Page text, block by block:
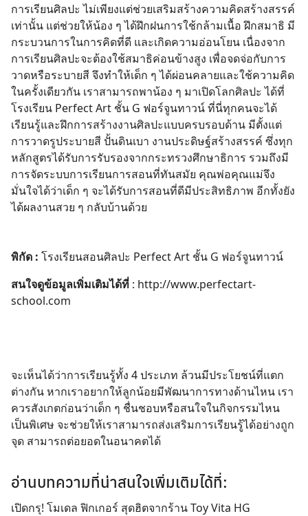
การเรียนศิลปะ ไม่เพียงแต่ช่วยเสริมสร้างความคิดสร้างสรรค์
เท่านั้น แต่ช่วยให้น้อง ๆ ได้ฝึกฝนการใช้กล้ามเนื้อ ฝึกสมาธิ มี
กระบวนการในการคิดที่ดี และเกิดความอ่อนโยน เนื่องจาก
การเรียนศิลปะจะต้องใช้สมาธิค่อนข้างสูง เพื่อจดจ่อกับการ
วาดหรือระบายสี จึงทำให้เด็ก ๆ ได้ผ่อนคลายและใช้ความคิด
ในครั้งเดียวกัน เราสามารถพาน้อง ๆ มาเปิดโลกศิลปะ ได้ที่
โรงเรียน Perfect Art ชั้น G ฟอร์จูนทาวน์ ที่นี่ทุกคนจะได้
เรียนรู้และฝึกการสร้างงานศิลปะแบบครบรอบด้าน มีตั้งแต่
การวาดรูประบายสี ปั้นดินเบา งานประดิษฐ์สร้างสรรค์ ซึ่งทุก
หลักสูตรได้รับการรับรองจากกระทรวงศึกษาธิการ รวมถึงมี
การจัดระบบการเรียนการสอนที่ทันสมัย คุณพ่อคุณแม่จึง
มั่นใจได้ว่าเด็ก ๆ จะได้รับการสอนที่ดีมีประสิทธิภาพ อีกทั้งยัง
ได้ผลงานสวย ๆ กลับบ้านด้วย
พิกัด : โรงเรียนสอนศิลปะ Perfect Art ชั้น G ฟอร์จูนทาวน์
สนใจดูข้อมูลเพิ่มเติมได้ที่ : http://www.perfectart-
school.com
จะเห็นได้ว่าการเรียนรู้ทั้ง 4 ประเภท ล้วนมีประโยชน์ที่แตก
ต่างกัน หากเราอยากให้ลูกน้อยมีพัฒนาการทางด้านไหน เรา
ควรสังเกตก่อนว่าเด็ก ๆ ชื่นชอบหรือสนใจในกิจกรรมไหน
เป็นพิเศษ จะช่วยให้เราสามารถส่งเสริมการเรียนรู้ได้อย่างถูก
จุด สามารถต่อยอดในอนาคตได้
อ่านบทความที่น่าสนใจเพิ่มเติมได้ที่:
เปิดกรุ! โมเดล ฟิกเกอร์ สุดฮิตจากร้าน Toy Vita HG